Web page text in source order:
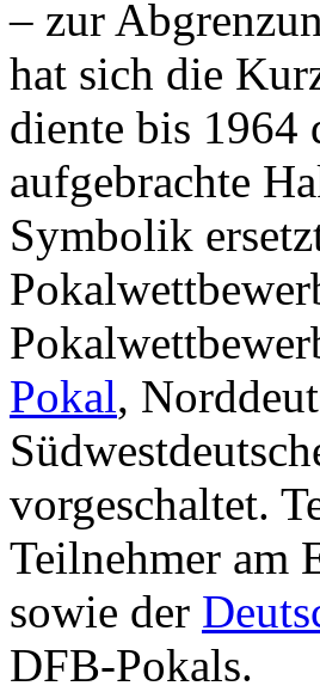
– zur
hat sich die
diente bis 1964
aufgebrachte
Symbolik
Pokal,
vorgeschaltet.
Teilnehmer am
sowie der
DFB-Pokals.